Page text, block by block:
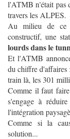
l'ATMB n'était pas
travers les ALPES.
Au milieu de ce
constructif, une
lourds dans le
Et l'ATMB
du chiffre d'affaires
train là, les 301
Comme il faut
s'engage à
l'intégration
Comme si la
solution...